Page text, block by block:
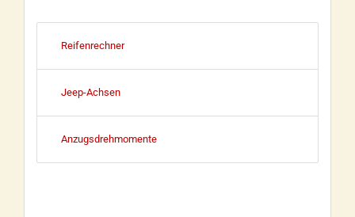
Reifenrechner
Jeep-Achsen
Anzugsdrehmomente